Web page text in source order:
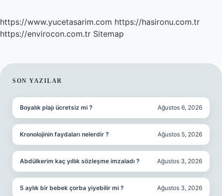
https://www.yucetasarim.com https://hasironu.com.tr
https://envirocon.com.tr Sitemap
SIDEBAR
SON YAZILAR
Boyalık plajı ücretsiz mi ? Ağustos 6, 2026
Kronolojinin faydaları nelerdir ? Ağustos 5, 2026
Abdülkerim kaç yıllık sözleşme imzaladı ? Ağustos 3, 2026
5 aylık bir bebek çorba yiyebilir mi ? Ağustos 3, 2026